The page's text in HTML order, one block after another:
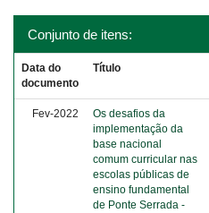
Conjunto de itens:
Data do
documento
Título
Fev-2022
Os desafios da
implementação da
base nacional
comum curricular nas
escolas públicas de
ensino fundamental
de Ponte Serrada -